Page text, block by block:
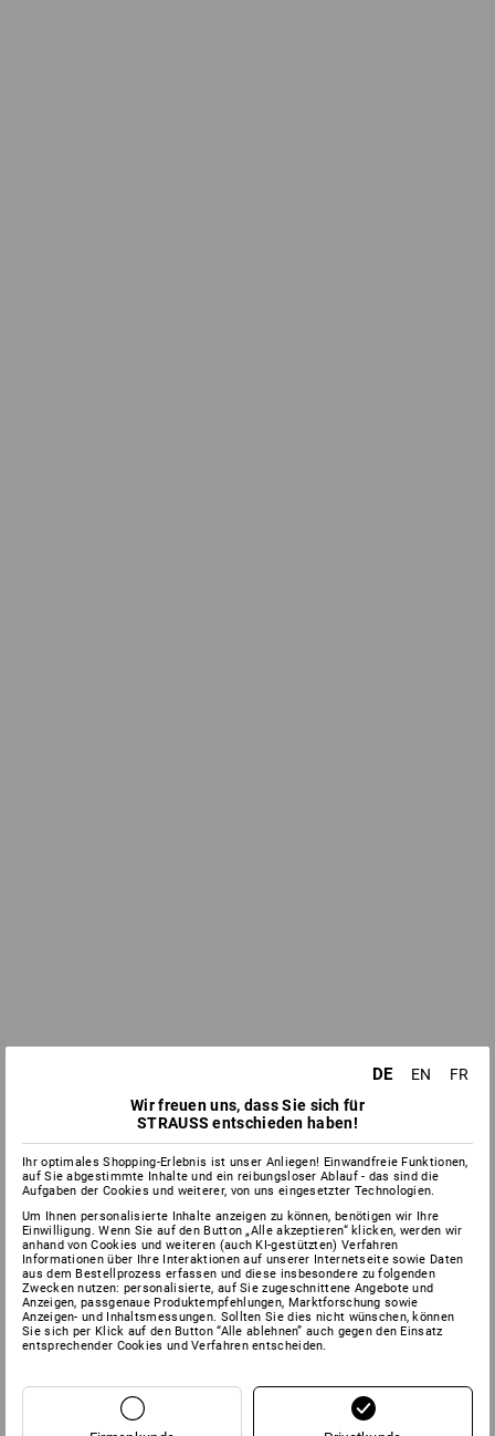
DE EN
FR
Wir freuen uns, dass Sie sich für
STRAUSS entschieden haben!
Ihr optimales Shopping-Erlebnis ist unser Anliegen! Einwandfreie Funktionen,
auf Sie abgestimmte Inhalte und ein reibungsloser Ablauf - das sind die
Aufgaben der Cookies und weiterer, von uns eingesetzter Technologien.
Um Ihnen personalisierte Inhalte anzeigen zu können, benötigen wir Ihre
Einwilligung. Wenn Sie auf den Button „Alle akzeptieren“ klicken, werden wir
anhand von Cookies und weiteren (auch KI-gestützten) Verfahren
Informationen über Ihre Interaktionen auf unserer Internetseite sowie Daten
aus dem Bestellprozess erfassen und diese insbesondere zu folgenden
Zwecken nutzen: personalisierte, auf Sie zugeschnittene Angebote und
Anzeigen, passgenaue Produktempfehlungen, Marktforschung sowie
Anzeigen- und Inhaltsmessungen. Sollten Sie dies nicht wünschen, können
Sie sich per Klick auf den Button “Alle ablehnen” auch gegen den Einsatz
entsprechender Cookies und Verfahren entscheiden.